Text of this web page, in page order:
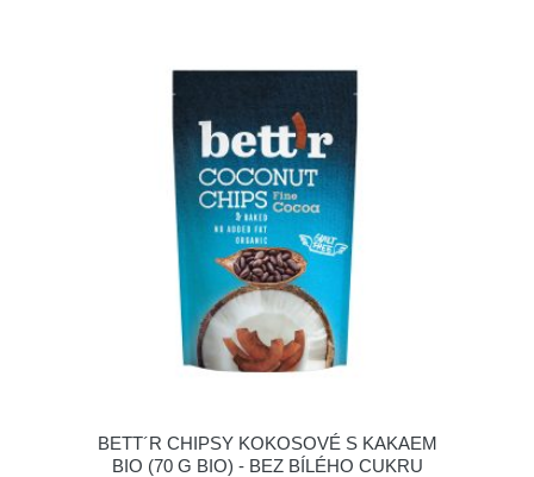
BETT´R CHIPSY KOKOSOVÉ S KAKAEM
BIO (70 G BIO) - BEZ BÍLÉHO CUKRU